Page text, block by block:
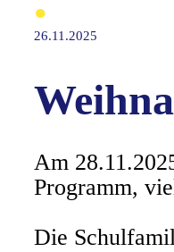
●
26.11.2025
Am
Programm,
Die